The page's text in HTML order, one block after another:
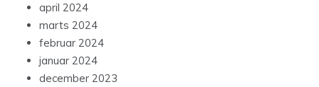
april 2024
marts 2024
februar 2024
januar 2024
december 2023